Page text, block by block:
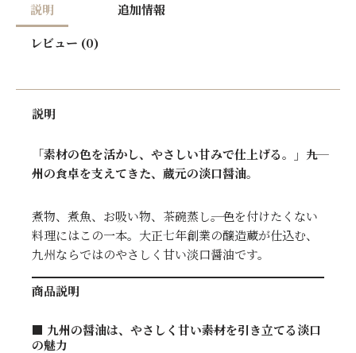
説明
追加情報
レビュー (0)
説明
「素材の色を活かし、やさしい甘みで仕上げる。」――九
州の食卓を支えてきた、蔵元の淡口醤油。
煮物、煮魚、お吸い物、茶碗蒸し――。色を付けたくない
料理にはこの一本。大正七年創業の醸造蔵が仕込む、
九州ならではのやさしく甘い淡口醤油です。
商品説明
■ 九州の醤油は、やさしく甘い――素材を引き立てる淡口
の魅力